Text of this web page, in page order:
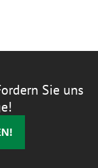
Sie uns